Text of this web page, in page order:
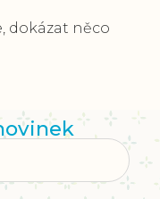
dokázat něco